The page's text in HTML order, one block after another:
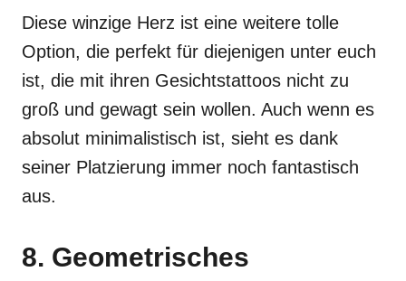
Diese winzige Herz ist eine weitere tolle
Option, die perfekt für diejenigen unter euch
ist, die mit ihren Gesichtstattoos nicht zu
groß und gewagt sein wollen. Auch wenn es
absolut minimalistisch ist, sieht es dank
seiner Platzierung immer noch fantastisch
aus.
8. Geometrisches